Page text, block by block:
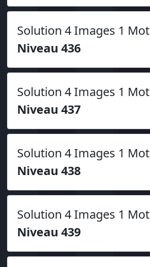
Solution 4 Images 1 Mot
Niveau 436
Solution 4 Images 1 Mot
Niveau 437
Solution 4 Images 1 Mot
Niveau 438
Solution 4 Images 1 Mot
Niveau 439